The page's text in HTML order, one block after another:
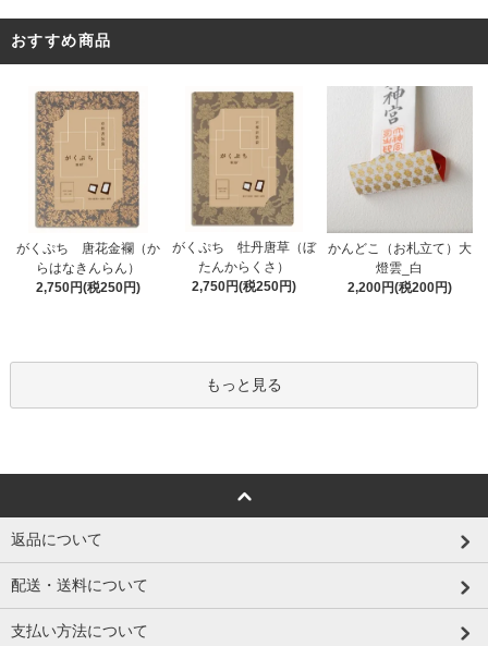
おすすめ商品
がくぷち 唐花金襴（か
らはなきんらん）
2,750円(税250円)
がくぷち 牡丹唐草（ぼ
たんからくさ）
2,750円(税250円)
かんどこ（お札立て）大
燈雲_白
2,200円(税200円)
もっと見る
返品について
配送・送料について
支払い方法について